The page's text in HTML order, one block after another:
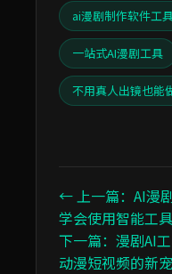
ai漫剧制作软件工
一站式AI漫剧工具
不用真人出镜也能
← 上一篇：AI漫
学会使用智能工
下一篇：漫剧AI
动漫短视频的新